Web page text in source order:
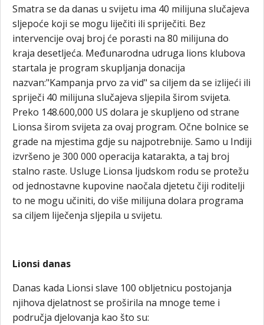
Smatra se da danas u svijetu ima 40 milijuna slučajeva
sljepoće koji se mogu liječiti ili spriječiti. Bez
intervencije ovaj broj će porasti na 80 milijuna do
kraja desetljeća. Međunarodna udruga lions klubova
startala je program skupljanja donacija
nazvan:"Kampanja prvo za vid" sa ciljem da se izlijeći ili
spriječi 40 milijuna slučajeva sljepila širom svijeta.
Preko 148.600,000 US dolara je skupljeno od strane
Lionsa širom svijeta za ovaj program. Očne bolnice se
grade na mjestima gdje su najpotrebnije. Samo u Indiji
izvršeno je 300 000 operacija katarakta, a taj broj
stalno raste. Usluge Lionsa ljudskom rodu se protežu
od jednostavne kupovine naočala djetetu čiji roditelji
to ne mogu učiniti, do više milijuna dolara programa
sa ciljem liječenja sljepila u svijetu.
Lionsi danas
Danas kada Lionsi slave 100 obljetnicu postojanja
njihova djelatnost se proširila na mnoge teme i
područja djelovanja kao što su: